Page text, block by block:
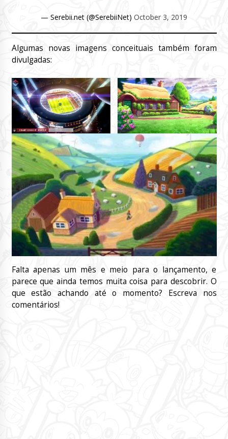
— Serebii.net (@SerebiiNet) October 3, 2019
Algumas novas imagens conceituais também foram
divulgadas:
Falta apenas um mês e meio para o lançamento, e
parece que ainda temos muita coisa para descobrir. O
que estão achando até o momento? Escreva nos
comentários!